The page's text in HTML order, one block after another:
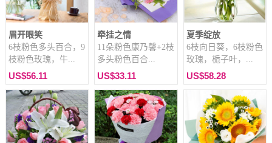
眉开眼笑
6枝粉色多头百合，9
枝粉色玫瑰，牛...
US$56.11
牵挂之情
11朵粉色康乃馨+2枝
多头粉色百合...
US$33.11
夏季绽放
6枝向日葵，6枝粉色
玫瑰，栀子叶，...
US$58.28